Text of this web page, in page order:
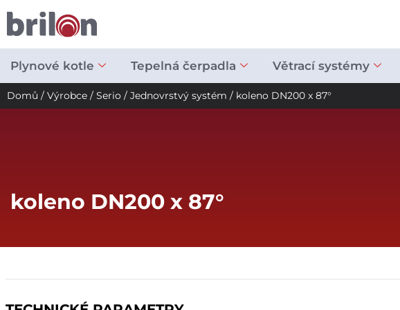
obsah
Plynové kotle Tepelná čerpadla Větrací systémy
Domů / Výrobce / Serio / Jednovrstvý systém / koleno DN200 x 87°
koleno DN200 x 87°